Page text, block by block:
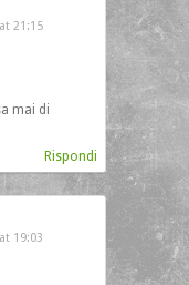
21:15
mai di
Rispondi
19:03